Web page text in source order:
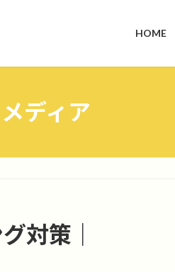
HOME
メディア
対策｜